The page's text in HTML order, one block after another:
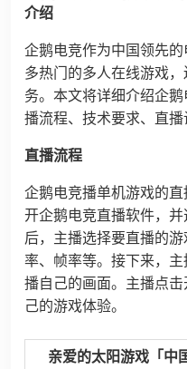
介绍
企鹅电竞作为中国领先
多热门的多人在线游戏
务。本文将详细介绍企
播流程、技术要求、直播
直播流程
企鹅电竞播单机游戏的
开企鹅电竞直播软件，
后，主播选择要直播的
率、帧率等。接下来，
播自己的画面。主播点
己的游戏体验。
亲爱的太阳游戏「中